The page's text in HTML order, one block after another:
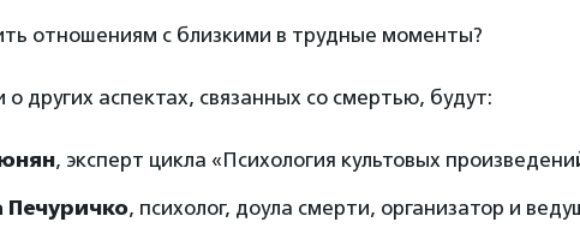
отношениям с близкими в трудные моменты?
о других аспектах, связанных со смертью, будут:
, эксперт цикла «Психология культовых
Печуричко, психолог, доула смерти, организатор и